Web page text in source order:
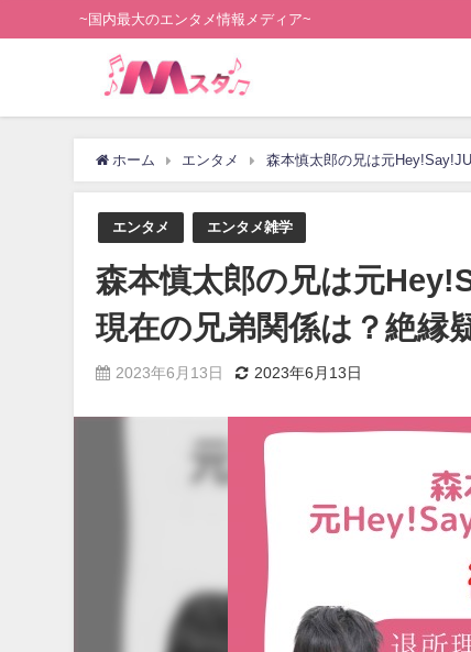
~国内最大のエンタメ情報メディア~
ホーム エンタメ 森本慎太郎の兄は元
エンタメ エンタメ雑学
森本慎太郎の兄は元
現在の兄弟関係は？絶縁
2023年6月13日 2023年6月13日